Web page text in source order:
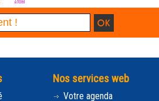
Nos services web
Votre agenda